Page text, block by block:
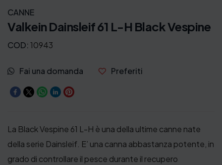
CANNE
Valkein Dainsleif 61 L-H Black Vespine
COD:10943
Fai una domanda Preferiti
La Black Vespine 61 L-H è una della ultime canne nate
della serie Dainsleif. E’ una canna abbastanza potente, in
grado di controllare il pesce durante il recupero